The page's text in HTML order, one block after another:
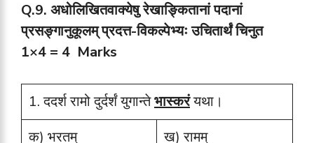
Q.9. अधोलिखितवाक्येषु रेखाङ्कितानां पदानां
प्रसङ्गानुकूलम् प्रदत्त-विकल्पेभ्यः उचितार्थं चिनुत
1×4 = 4 Marks
1. ददर्श रामो दुर्दर्शं युगान्तेभास्करंयथा।
क) भरतम्
ख) रामम्